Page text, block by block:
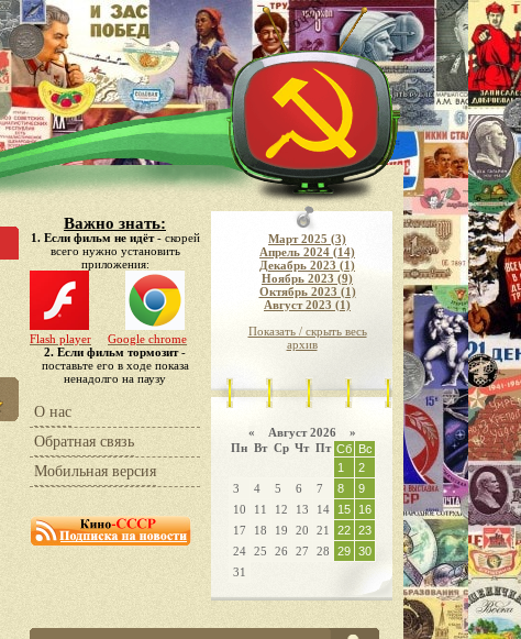
Важно знать:
1. Если фильм не идёт- скорей
всего нужно установить
приложения:
Flash player
Google chrome
2. Если фильм тормозит-
поставьте его в ходе показа
ненадолго на паузу
О нас
Обратная связь
Мобильная версия
Март 2025 (3)
Апрель 2024 (14)
Декабрь 2023 (1)
Ноябрь 2023 (9)
Октябрь 2023 (1)
Август 2023 (1)
Показать / скрыть весь
архив
« Август 2026 »
Пн Вт Ср Чт Пт Сб Вс
1
2
3
4 5 6 7 8
9
10
11 12 13 14 15
16
17
18 19 20 21 22 23
24 25 26 27 28 29 30
31